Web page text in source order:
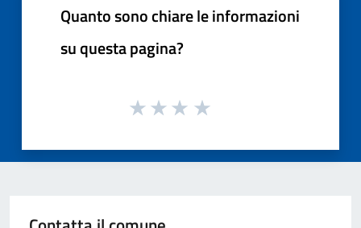
Quanto sono chiare le informazioni
su questa pagina?